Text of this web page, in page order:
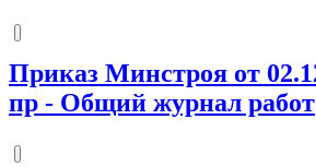
Приказ Минстроя от
пр - Общий журнал работ